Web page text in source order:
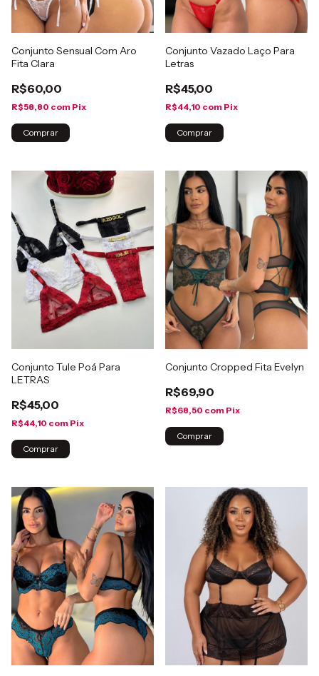
Conjunto Sensual Com Aro
Fita Clara
R$60,00
R$58,80 com Pix
Comprar
Conjunto Vazado Laço Para
Letras
R$45,00
R$44,10 com Pix
Comprar
Conjunto Tule Poá Para
LETRAS
R$45,00
R$44,10 com Pix
Comprar
Conjunto Cropped Fita Evelyn
R$69,90
R$68,50 com Pix
Comprar